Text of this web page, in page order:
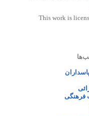
This work is
فرهنگی